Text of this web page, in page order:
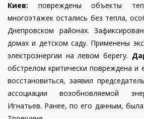
Киев: повреждены объекты
многоэтажек остались без тепла,
Днепровском районах.
домах и детском саду. Применены
электроэнергии на левом берегу.
обстрелом критически повреждена
восстановиться, заявил
ассоциации возобновляемой
Игнатьев. Ранее, по его данным,